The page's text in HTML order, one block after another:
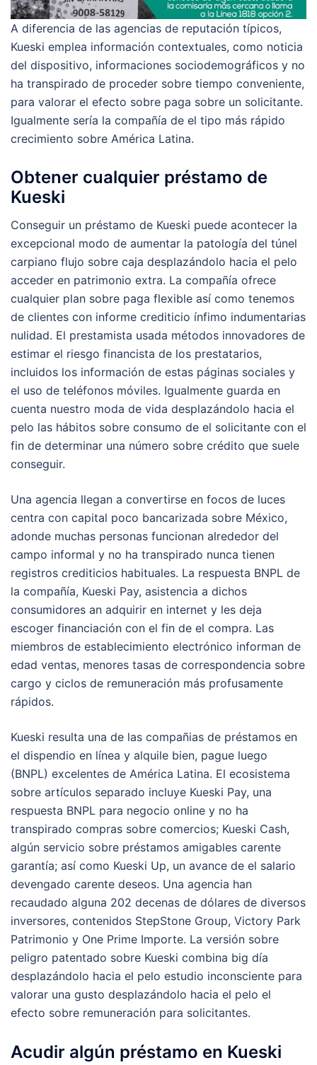
A diferencia de las agencias de reputación tí­picos,
Kueski emplea información contextuales, como noticia
del dispositivo, informaciones sociodemográficos y no
ha transpirado de proceder sobre tiempo conveniente,
para valorar el efecto sobre paga sobre un solicitante.
Igualmente serí­a la compañía de el tipo más rápido
crecimiento sobre América Latina.
Obtener cualquier préstamo de
Kueski
Conseguir un préstamo de Kueski puede acontecer la
excepcional modo de aumentar la patologí­a del túnel
carpiano flujo sobre caja desplazándolo hacia el pelo
acceder en patrimonio extra. La compañía ofrece
cualquier plan sobre paga flexible así­ como tenemos
de clientes con informe crediticio ínfimo indumentarias
nulidad. El prestamista usada métodos innovadores de
estimar el riesgo financista de los prestatarios,
incluidos los información de estas páginas sociales y
el uso de teléfonos móviles. Igualmente guarda en
cuenta nuestro moda de vida desplazándolo hacia el
pelo las hábitos sobre consumo de el solicitante con el
fin de determinar una número sobre crédito que suele
conseguir.
Una agencia llegan a convertirse en focos de luces
centra con capital poco bancarizada sobre México,
adonde muchas personas funcionan alrededor del
campo informal y no ha transpirado nunca tienen
registros crediticios habituales. La respuesta BNPL de
la compañía, Kueski Pay, asistencia a dichos
consumidores an adquirir en internet y les deja
escoger financiación con el fin de el compra. Las
miembros de establecimiento electrónico informan de
edad ventas, menores tasas de correspondencia sobre
cargo y ciclos de remuneración más profusamente
rápidos.
Kueski resulta una de las compañias de préstamos en
el dispendio en línea y alquile bien, pague luego
(BNPL) excelentes de América Latina. El ecosistema
sobre artículos separado incluye Kueski Pay, una
respuesta BNPL para negocio online y no ha
transpirado compras sobre comercios; Kueski Cash,
algún servicio sobre préstamos amigables carente
garantía; así­ como Kueski Up, un avance de el salario
devengado carente deseos. Una agencia han
recaudado alguna 202 decenas de dólares de diversos
inversores, contenidos StepStone Group, Victory Park
Patrimonio y One Prime Importe. La versión sobre
peligro patentado sobre Kueski combina big día
desplazándolo hacia el pelo estudio inconsciente para
valorar una gusto desplazándolo hacia el pelo el
efecto sobre remuneración para solicitantes.
Acudir algún préstamo en Kueski